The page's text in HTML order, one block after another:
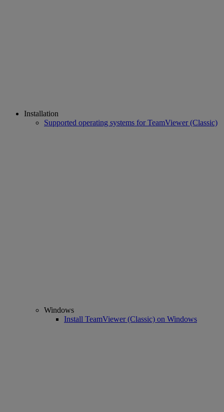
Installation
Supported operating systems for TeamViewer (Classic)
Windows
Install TeamViewer (Classic) on Windows